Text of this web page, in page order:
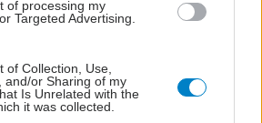
of processing my
Targeted Advertising.
of Collection, Use,
and/or Sharing of my
Is Unrelated with the
it was collected.